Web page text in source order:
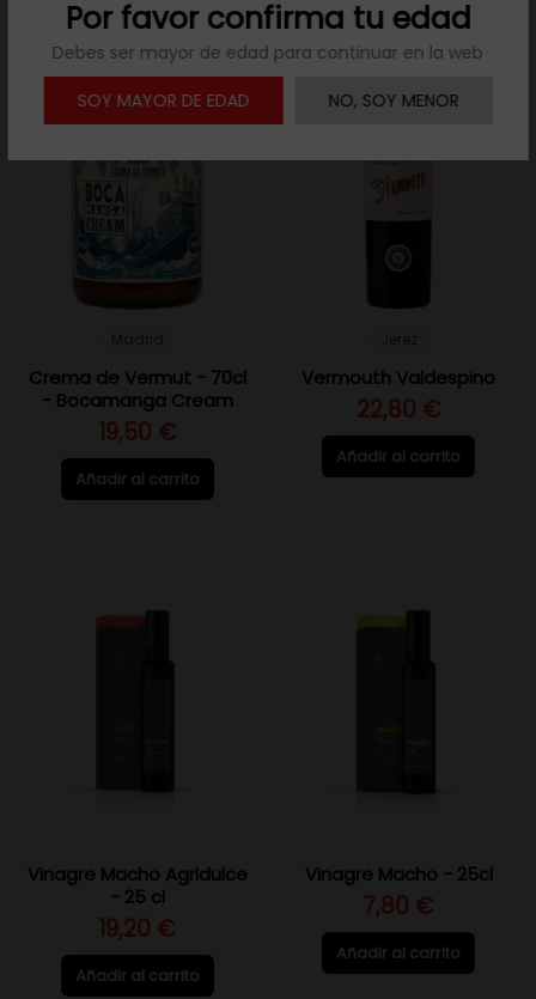
Por favor confirma tu edad
Debes ser mayor de edad para continuar en la web
SOY MAYOR DE EDAD
NO, SOY MENOR
Crema de Vermut - 70cl
- Bocamanga Cream
19,50 €
Añadir al carrito
Vermouth Valdespino
22,80 €
Añadir al carrito
Vinagre Macho Agridulce
- 25 cl
19,20 €
Añadir al carrito
Vinagre Macho - 25cl
7,80 €
Añadir al carrito